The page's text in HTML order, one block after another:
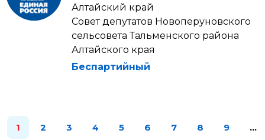
Алтайский край
Совет депутатов Новоперуновского
сельсовета Тальменского района
Алтайского края
Беспартийный
1 2 3 4 5 6 7 8 9
…